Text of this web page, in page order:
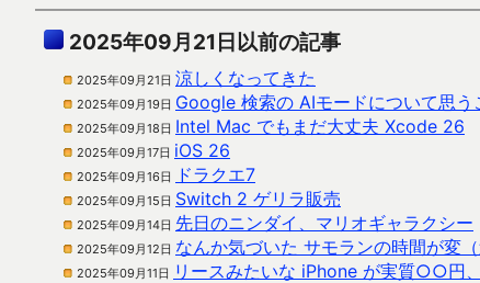
2025年09月21日以前の記事
2025年09月21日 涼しくなってきた
2025年09月19日 Google 検索の AIモードについて思う
2025年09月18日 Intel Mac でもまだ大丈夫 Xcode 26
2025年09月17日 iOS 26
2025年09月16日 ドラクエ7
2025年09月15日 Switch 2 ゲリラ販売
2025年09月14日 先日のニンダイ、マリオギャラクシー
2025年09月12日 なんか気づいた サモランの時間が変（
2025年09月11日 リースみたいな iPhone が実質○○円